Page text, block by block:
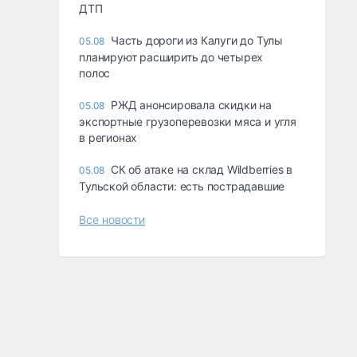
ДТП
05.08 Часть дороги из Калуги до Тулы
планируют расширить до четырех
полос
05.08 РЖД анонсировала скидки на
экспортные грузоперевозки мяса и угля
в регионах
05.08 СК об атаке на склад Wildberries в
Тульской области: есть пострадавшие
Все новости